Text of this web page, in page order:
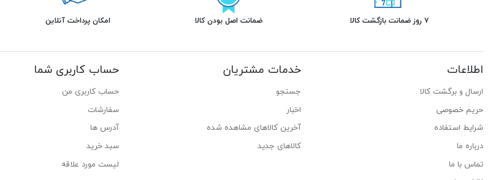
۷ روز ضمانت بازگشت کالا ضمانت اصل بودن کالا امکان پرداخت آنلاین
اطلاعات
ارسال و برگشت کالا
حریم خصوصی
شرایط استفاده
درباره ما
تماس با ما
خدمات مشتریان
جستجو
اخبار
آخرین کالاهای مشاهده شده
کالاهای جدید
حساب کاربری شما
حساب کاربری من
سفارشات
آدرس ها
سبد خرید
لیست مورد علاقه